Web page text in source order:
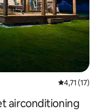
Gemiddelde
4,71 (17)
airconditioning